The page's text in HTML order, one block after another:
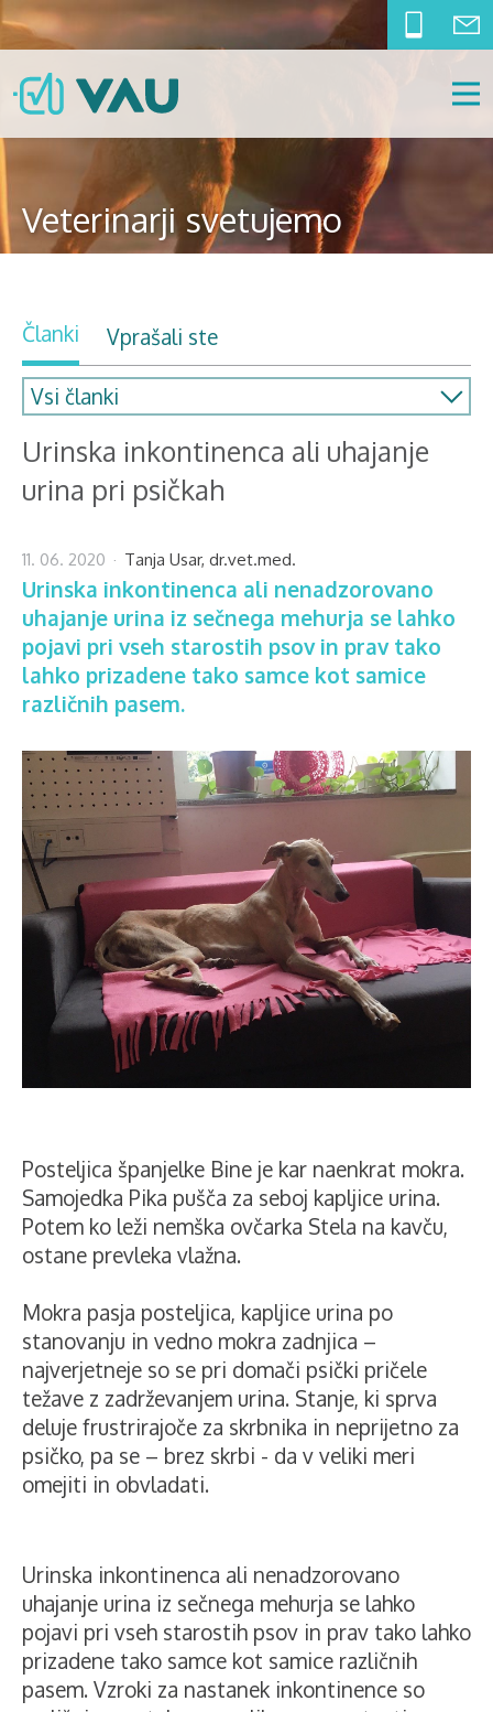
Veterinarji svetujemo
Članki Vprašali ste
Urinska inkontinenca ali uhajanje
urina pri psičkah
11. 06. 2020 Tanja Usar, dr.vet.med.
Urinska inkontinenca ali nenadzorovano
uhajanje urina iz sečnega mehurja se lahko
pojavi pri vseh starostih psov in prav tako
lahko prizadene tako samce kot samice
različnih pasem.
Posteljica španjelke Bine je kar naenkrat mokra.
Samojedka Pika pušča za seboj kapljice urina.
Potem ko leži nemška ovčarka Stela na kavču,
ostane prevleka vlažna.
Mokra pasja posteljica, kapljice urina po
stanovanju in vedno mokra zadnjica –
najverjetneje so se pri domači psički pričele
težave z zadrževanjem urina. Stanje, ki sprva
deluje frustrirajoče za skrbnika in neprijetno za
psičko, pa se – brez skrbi - da v veliki meri
omejiti in obvladati.
Urinska inkontinenca ali nenadzorovano
uhajanje urina iz sečnega mehurja se lahko
pojavi pri vseh starostih psov in prav tako lahko
prizadene tako samce kot samice različnih
pasem. Vzroki za nastanek inkontinence so